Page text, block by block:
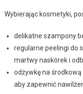
Wybierając kosmetyki,
delikatne szampony
regularne peelingi do
martwy naskórek i
odżywkę na środkową
aby zapewnić